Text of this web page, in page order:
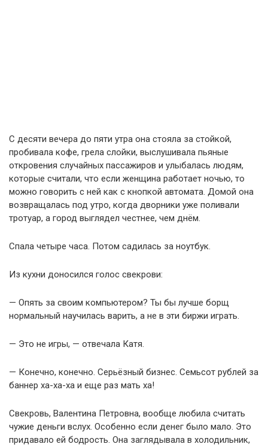
С десяти вечера до пяти утра она стояла за стойкой,
пробивала кофе, грела слойки, выслушивала пьяные
откровения случайных пассажиров и улыбалась людям,
которые считали, что если женщина работает ночью, то
можно говорить с ней как с кнопкой автомата. Домой она
возвращалась под утро, когда дворники уже поливали
тротуар, а город выглядел честнее, чем днём.
Спала четыре часа. Потом садилась за ноутбук.
Из кухни доносился голос свекрови:
— Опять за своим компьютером? Ты бы лучше борщ
нормальный научилась варить, а не в эти биржи играть.
— Это не игры, — отвечала Катя.
— Конечно, конечно. Серьёзный бизнес. Семьсот рублей за
баннер ха-ха-ха и еще раз мать ха!
Свекровь, Валентина Петровна, вообще любила считать
чужие деньги вслух. Особенно если денег было мало. Это
придавало ей бодрость. Она заглядывала в холодильник,